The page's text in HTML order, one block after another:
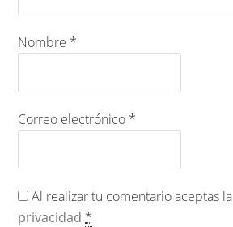
Nombre *
Correo electrónico *
Al realizar tu comentario aceptas la
privacidad *